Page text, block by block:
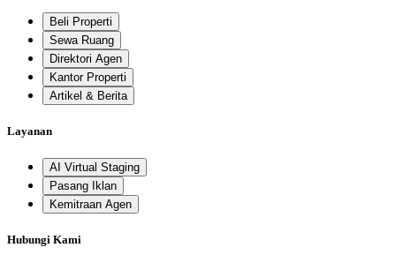
Beli Properti
Sewa Ruang
Direktori Agen
Kantor Properti
Artikel & Berita
Layanan
AI Virtual Staging
Pasang Iklan
Kemitraan Agen
Hubungi Kami